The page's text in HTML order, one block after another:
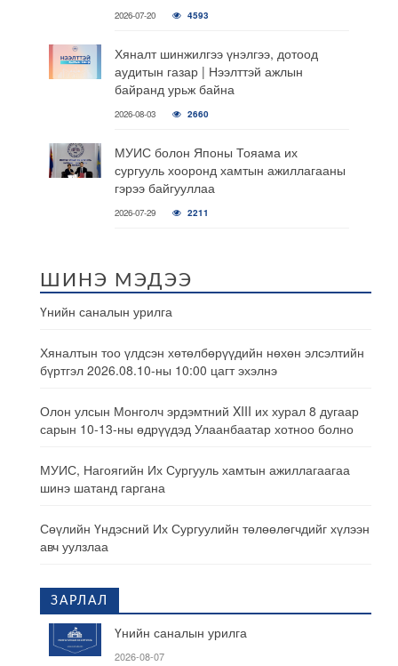
2026-07-20 4593
Хяналт шинжилгээ үнэлгээ, дотоод
аудитын газар | Нээлттэй ажлын
байранд урьж байна
2026-08-03 2660
МУИС болон Японы Тояама их
сургууль хооронд хамтын ажиллагааны
гэрээ байгууллаа
2026-07-29 2211
ШИНЭ МЭДЭЭ
Үнийн саналын урилга
Хяналтын тоо үлдсэн хөтөлбөрүүдийн нөхөн элсэлтийн
бүртгэл 2026.08.10-ны 10:00 цагт эхэлнэ
Олон улсын Монголч эрдэмтний XIII их хурал 8 дугаар
сарын 10-13-ны өдрүүдэд Улаанбаатар хотноо болно
МУИС, Нагоягийн Их Сургууль хамтын ажиллагаагаа
шинэ шатанд гаргана
Сөүлийн Үндэсний Их Сургуулийн төлөөлөгчдийг хүлээн
авч уулзлаа
ЗАРЛАЛ
Үнийн саналын урилга
2026-08-07